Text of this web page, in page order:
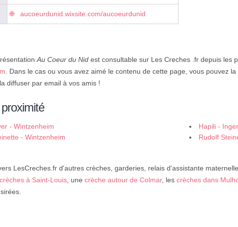
aucoeurdunid.wixsite.com/aucoeurdunid
Au Coeur du Nid est consultable sur Les Creches .fr depuis les
. Dans le cas ou vous avez aimé le contenu de cette page, vous pouvez
diffuser par email à vos amis !
- Wintzenheim
Hapili -
- Wintzenheim
Rudolf
LesCreches.fr d'autres crèches, garderies, relais d'assistante
crèches à Saint-Louis, une crèche autour de Colmar, les crèches dans